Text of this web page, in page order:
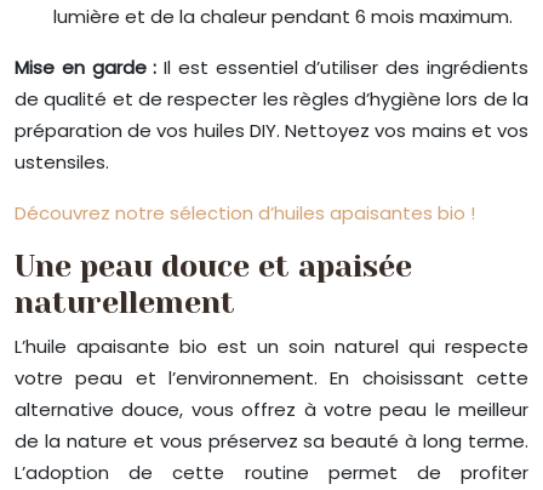
lumière et de la chaleur pendant 6 mois maximum.
Mise en garde :Il est essentiel d’utiliser des ingrédients
de qualité et de respecter les règles d’hygiène lors de la
préparation de vos huiles DIY. Nettoyez vos mains et vos
ustensiles.
Découvrez notre sélection d’huiles apaisantes bio !
Une peau douce et apaisée
naturellement
L’huile apaisante bio est un soin naturel qui respecte
votre peau et l’environnement. En choisissant cette
alternative douce, vous offrez à votre peau le meilleur
de la nature et vous préservez sa beauté à long terme.
L’adoption de cette routine permet de profiter